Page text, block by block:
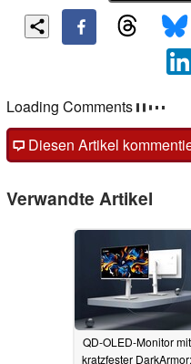
Kommentare
Fragen, Anregungen,
Artikel? - Uns interessiert
Verwandte Artikel